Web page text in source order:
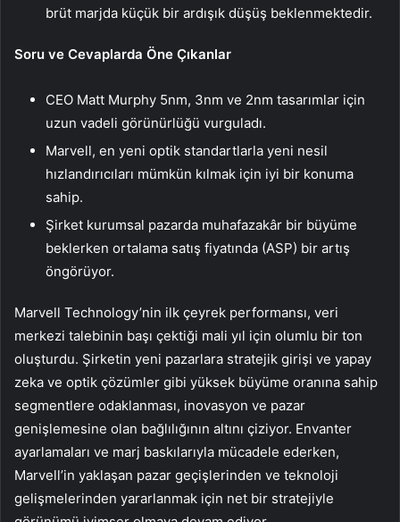
brüt marjda küçük bir ardışık düşüş beklenmektedir.
Soru ve Cevaplarda Öne Çıkanlar
CEO Matt Murphy 5nm, 3nm ve 2nm tasarımlar için
uzun vadeli görünürlüğü vurguladı.
Marvell, en yeni optik standartlarla yeni nesil
hızlandırıcıları mümkün kılmak için iyi bir konuma
sahip.
Şirket kurumsal pazarda muhafazakâr bir büyüme
beklerken ortalama satış fiyatında (ASP) bir artış
öngörüyor.
Marvell Technology’nin ilk çeyrek performansı, veri
merkezi talebinin başı çektiği mali yıl için olumlu bir ton
oluşturdu. Şirketin yeni pazarlara stratejik girişi ve yapay
zeka ve optik çözümler gibi yüksek büyüme oranına sahip
segmentlere odaklanması, inovasyon ve pazar
genişlemesine olan bağlılığının altını çiziyor. Envanter
ayarlamaları ve marj baskılarıyla mücadele ederken,
Marvell’in yaklaşan pazar geçişlerinden ve teknoloji
gelişmelerinden yararlanmak için net bir stratejiyle